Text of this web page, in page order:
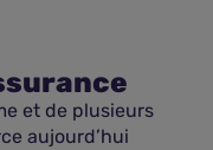
et de plusieurs
aujourd’hui